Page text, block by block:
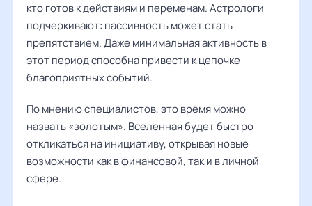
кто готов к действиям и переменам. Астрологи
подчеркивают: пассивность может стать
препятствием. Даже минимальная активность в
этот период способна привести к цепочке
благоприятных событий.
По мнению специалистов, это время можно
назвать «золотым». Вселенная будет быстро
откликаться на инициативу, открывая новые
возможности как в финансовой, так и в личной
сфере.